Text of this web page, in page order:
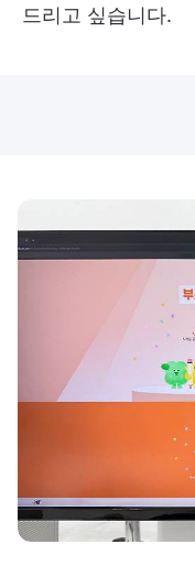
드리고 싶습니다.